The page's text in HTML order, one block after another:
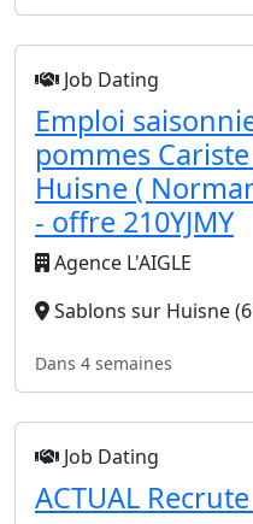
Job Dating
Emploi
pommes
Huisne (
- offre 210YJMY
Agence L'AIGLE
Sablons sur Huisne
Dans 4 semaines
Job Dating
ACTUAL